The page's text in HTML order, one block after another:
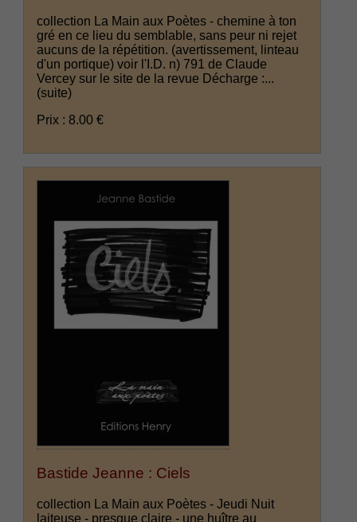
collection La Main aux Poètes - chemine à ton
gré en ce lieu du semblable, sans peur ni rejet
aucuns de la répétition. (avertissement, linteau
d'un portique) voir l'I.D. n) 791 de Claude
Vercey sur le site de la revue Décharge :...
(suite)
Prix : 8.00 €
Bastide Jeanne : Ciels
collection La Main aux Poètes - Jeudi Nuit
laiteuse - presque claire - une huître au